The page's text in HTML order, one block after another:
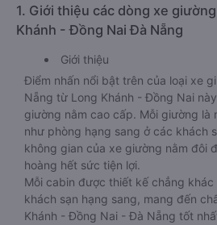
1. Giới thiệu các dòng xe
Khánh - Đồng Nai Đà Nẵng
Giới thiệu
Điểm nhấn nổi bật trên của loại xe
Nẵng từ Long Khánh - Đồng Nai
giường nằm cao cấp. Mỗi giường là
như phòng hạng sang ở các khách
không gian của xe giường nằm đôi
hoàng hết sức tiện lợi.
Mỗi cabin được thiết kế chẳng
khách sạn hạng sang, mang đến
Khánh - Đồng Nai - Đà Nẵng tốt